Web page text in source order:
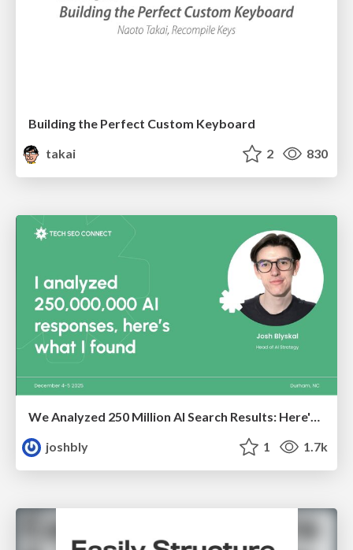
Building the Perfect Custom Keyboard
takai
2 830
We Analyzed 250 Million AI Search Results: Here's What I Found
joshbly
1 1.7k